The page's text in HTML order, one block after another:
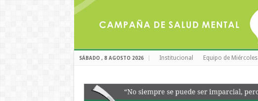
SÁBADO , 8 AGOSTO 2026 Institucional Equipo de Miércoles